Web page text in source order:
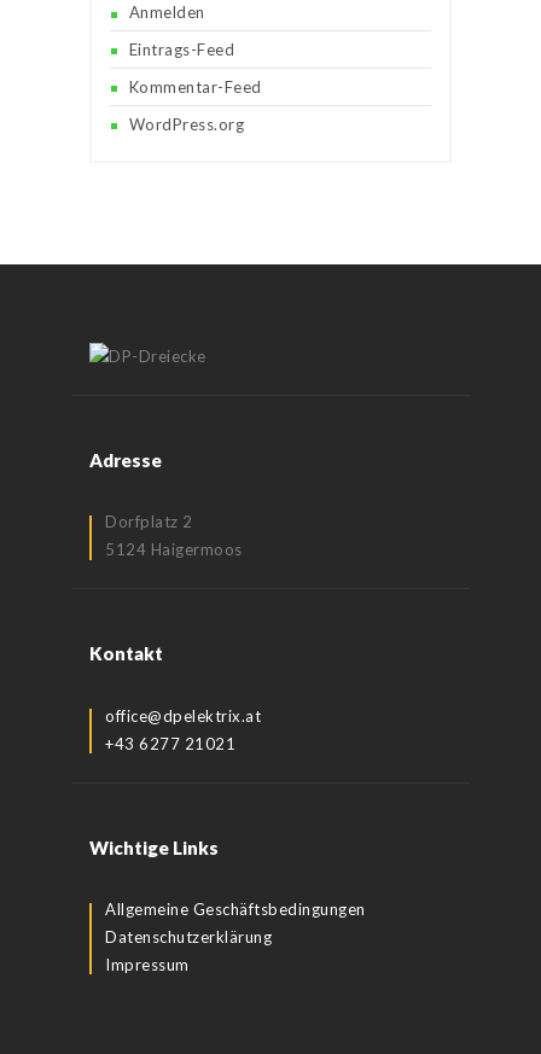
Anmelden
Eintrags-Feed
Kommentar-Feed
WordPress.org
Adresse
Dorfplatz 2
5124 Haigermoos
Kontakt
office@dpelektrix.at
+43 6277 21021
Wichtige Links
Allgemeine Geschäftsbedingungen
Datenschutzerklärung
Impressum